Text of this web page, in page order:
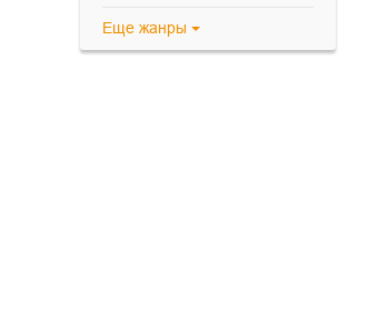
Еще жанры